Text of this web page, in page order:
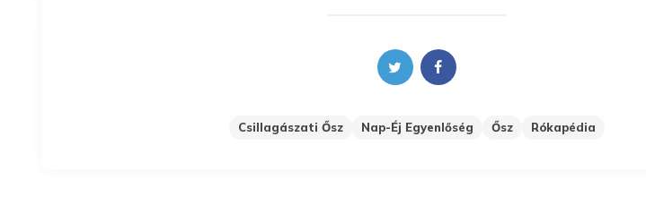
Csillagászati Ősz Nap-Éj Egyenlőség Ősz Rókapédia